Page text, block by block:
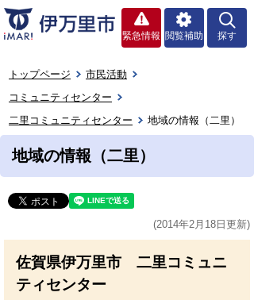
緊急情報 閲覧補助 探す
トップページ
市民活動
コミュニティセンター
二里コミュニティセンター
地域の情報（二里）
地域の情報（二里）
(2014年2月18日更新)
佐賀県伊万里市 二里コミュニ
ティセンター